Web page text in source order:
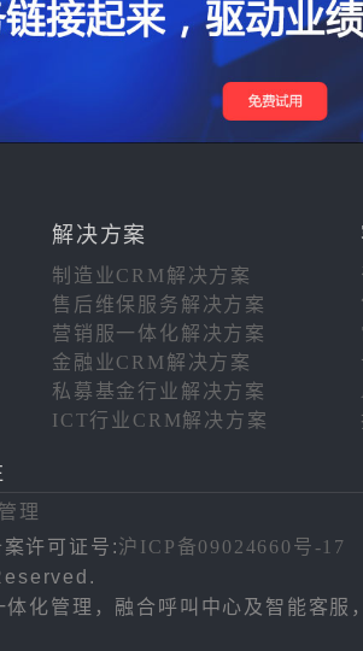
解决方案
制造业CRM解决方案
售后维保服务解决方案
营销服一体化解决方案
金融业CRM解决方案
私募基金行业解决方案
ICT行业CRM解决方案
理
许可证号:沪ICP备09024660号-17
化管理，融合呼叫中心及智能客